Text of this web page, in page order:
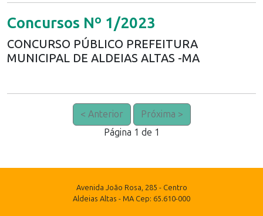
Concursos Nº 1/2023
CONCURSO PÚBLICO PREFEITURA
MUNICIPAL DE ALDEIAS ALTAS -MA
< Anterior
Próxima >
Página 1 de 1
Avenida João Rosa, 285 - Centro
Aldeias Altas - MA Cep: 65.610-000